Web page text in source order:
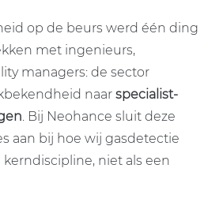
op de beurs werd één ding
met ingenieurs,
managers: de sector
naar specialist-
. Bij Neohance sluit deze
aan bij hoe wij gasdetectie
kerndiscipline, niet als een